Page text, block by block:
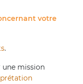
votre
.
une mission